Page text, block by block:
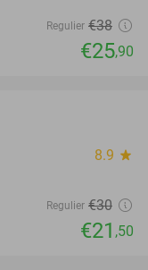
Regulier €38
€25,90
8.9 star
Regulier €30
€21 ,50